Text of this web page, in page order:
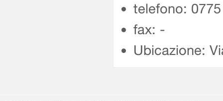
telefono:
fax: -
Ubicazione: